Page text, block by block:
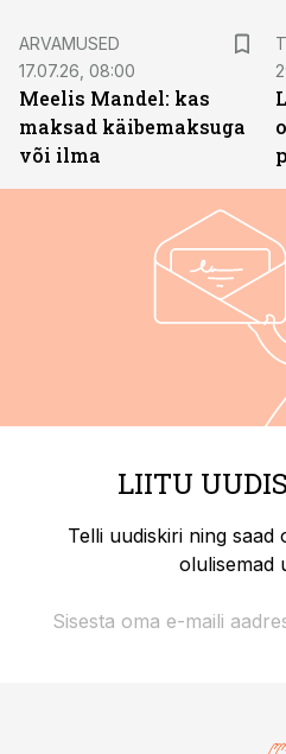
ARVAMUSED
17.07.26, 08:00
Meelis Mandel: kas
maksad käibemaksuga
või ilma
LIITU
Telli uudiskiri ning saad
olulisemad